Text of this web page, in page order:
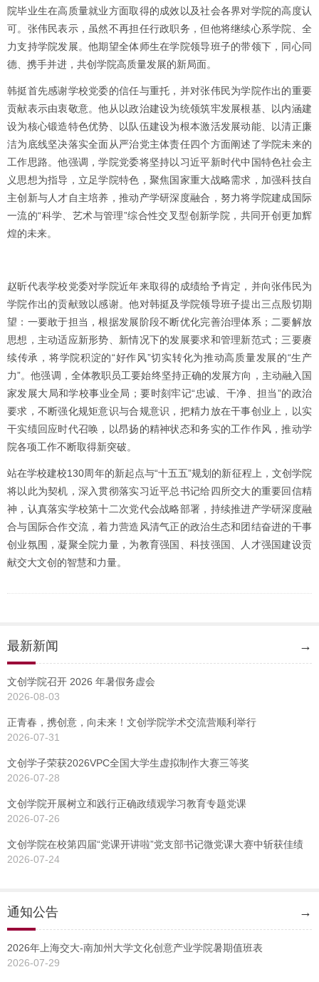
院毕业生在高质量就业方面取得的成效以及社会各界对学院的高度认
可。张伟民表示，虽然不再担任行政职务，但他将继续心系学院、全
力支持学院发展。他期望全体师生在学院领导班子的带领下，同心同
德、携手并进，共创学院高质量发展的新局面。
韩挺首先感谢学校党委的信任与重托，并对张伟民为学院作出的重要
贡献表示由衷敬意。他从以政治建设为统领筑牢发展根基、以内涵建
设为核心锻造特色优势、以队伍建设为根本激活发展动能、以清正廉
洁为底线坚决落实全面从严治党主体责任四个方面阐述了学院未来的
工作思路。他强调，学院党委将坚持以习近平新时代中国特色社会主
义思想为指导，立足学院特色，聚焦国家重大战略需求，加强科技自
主创新与人才自主培养，推动产学研深度融合，努力将学院建成国际
一流的“科学、艺术与管理”综合性交叉型创新学院，共同开创更加辉
煌的未来。
赵昕代表学校党委对学院近年来取得的成绩给予肯定，并向张伟民为
学院作出的贡献致以感谢。他对韩挺及学院领导班子提出三点殷切期
望：一要敢于担当，根据发展阶段不断优化完善治理体系；二要解放
思想，主动适应新形势、新情况下的发展要求和管理新范式；三要赓
续传承，将学院积淀的“好作风”切实转化为推动高质量发展的“生产
力”。他强调，全体教职员工要始终坚持正确的发展方向，主动融入国
家发展大局和学校事业全局；要时刻牢记“忠诚、干净、担当”的政治
要求，不断强化规矩意识与合规意识，把精力放在干事创业上，以实
干实绩回应时代召唤，以昂扬的精神状态和务实的工作作风，推动学
院各项工作不断取得新突破。
站在学校建校130周年的新起点与“十五五”规划的新征程上，文创学院
将以此为契机，深入贯彻落实习近平总书记给四所交大的重要回信精
神，认真落实学校第十二次党代会战略部署，持续推进产学研深度融
合与国际合作交流，着力营造风清气正的政治生态和团结奋进的干事
创业氛围，凝聚全院力量，为教育强国、科技强国、人才强国建设贡
献交大文创的智慧和力量。
最新新闻 →
文创学院召开 2026 年暑假务虚会
2026-08-03
正青春，携创意，向未来！文创学院学术交流营顺利举行
2026-07-31
文创学子荣获2026VPC全国大学生虚拟制作大赛三等奖
2026-07-28
文创学院开展树立和践行正确政绩观学习教育专题党课
2026-07-26
文创学院在校第四届“党课开讲啦”党支部书记微党课大赛中斩获佳绩
2026-07-24
通知公告 →
2026年上海交大-南加州大学文化创意产业学院暑期值班表
2026-07-29